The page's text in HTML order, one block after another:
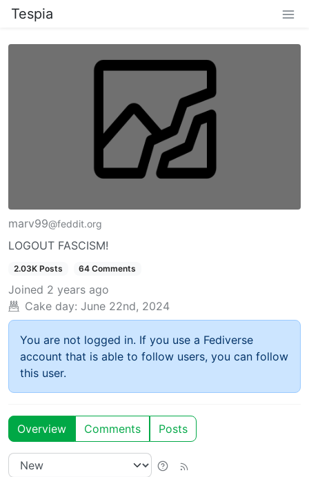
Tespia
marv99@feddit.org
LOGOUT FASCISM!
2.03K Posts 64 Comments
Joined 2 years ago
Cake day: June 22nd, 2024
You are not logged in. If you use a Fediverse
account that is able to follow users, you can follow
this user.
Overview Comments Posts